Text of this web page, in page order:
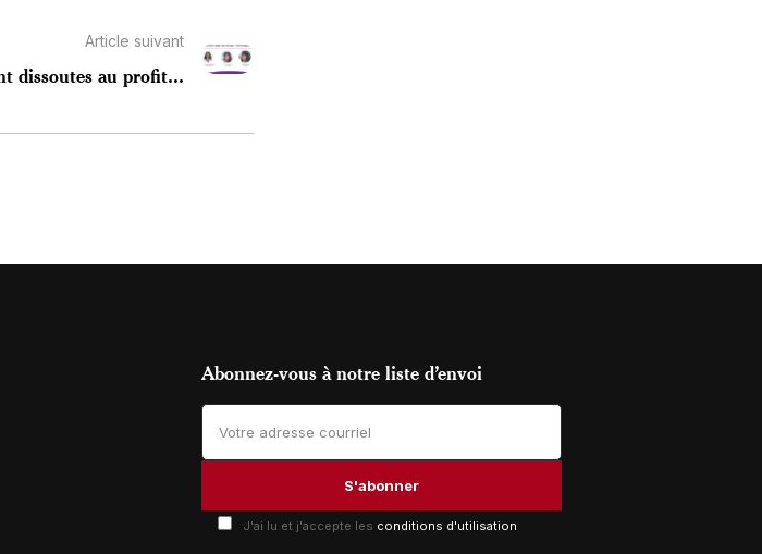
Article suivant
dissoutes au profit...
Abonnez-vous à notre liste d’envoi
J'ai lu et j'accepte les conditions d'utilisation